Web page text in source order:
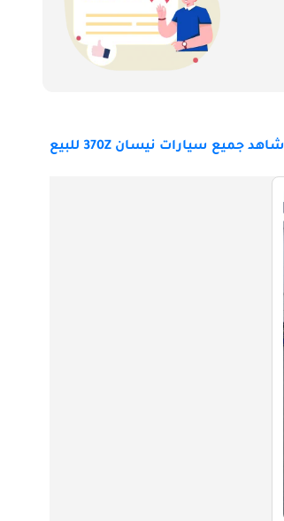
شاهد جميع سيارات نيسان 370Z للبيع